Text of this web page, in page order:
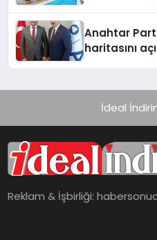
Anahtar
haritasını
İdeal
Reklam & İşbirliği: